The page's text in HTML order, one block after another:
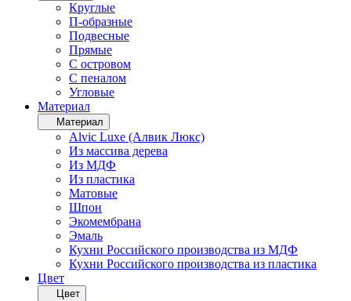
Круглые
П-образные
Подвесные
Прямые
С островом
С пеналом
Угловые
Материал
Материал
Alvic Luxe (Алвик Люкс)
Из массива дерева
Из МДФ
Из пластика
Матовые
Шпон
Экомембрана
Эмаль
Кухни Российского производства из МДФ
Кухни Российского производства из пластика
Цвет
Цвет